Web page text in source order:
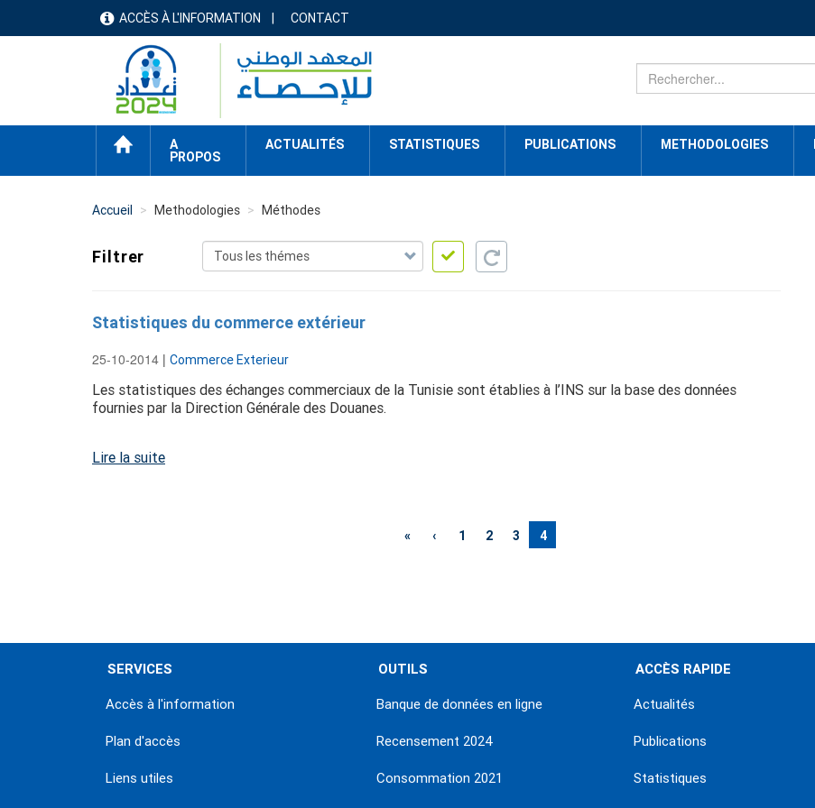
menu
header
ACCÈS À L'INFORMATION CONTACT
ACCUEIL
A
PROPOS
ACTUALITÉS STATISTIQUES PUBLICATIONS METHODOLOGIES
Accueil Methodologies Méthodes
menu
Filtrer
Statistiques du commerce extérieur
25-10-2014 | Commerce Exterieur
Les statistiques des échanges commerciaux de la Tunisie sont établies à l’INS sur la base des données
fournies par la Direction Générale des Douanes.
Lire la suite
Première
«
Page
‹ Page
1 Page
2 Page
3
Page
4
SERVICES
Accès à l'information
Plan d'accès
Liens utiles
OUTILS
Banque de données en ligne
Recensement 2024
Consommation 2021
ACCÈS RAPIDE
Actualités
Publications
Statistiques